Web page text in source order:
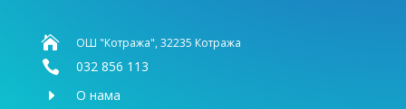
 ОШ "Котража", 32235 Котража
 032 856 113
E О нама